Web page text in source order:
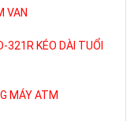
VAN
321R KÉO DÀI TUỔI
MÁY ATM